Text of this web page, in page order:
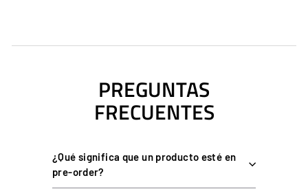
de ancho.
Disponible en negro o rojo.
Incluye tornillos y tuercas a presión (T-nuts) para ranura de
ESPECIFICACIONES
PREGUNTAS
FRECUENTES
¿Qué significa que un producto esté en
pre-order?